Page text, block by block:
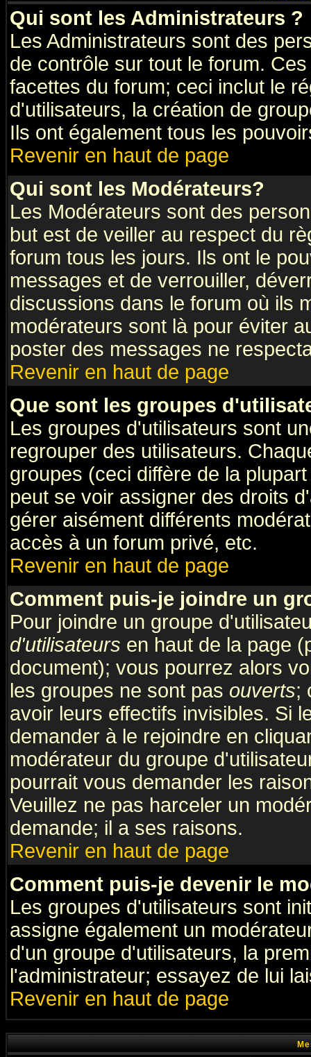
Qui sont les Administrateurs ?
Les Administrateurs sont des
de contrôle sur tout le forum.
facettes du forum; ceci inclut le
d'utilisateurs, la création de
Ils ont également tous les
Revenir en haut de page
Qui sont les Modérateurs?
Les Modérateurs sont des
but est de veiller au respect du
forum tous les jours. Ils ont le
messages et de verrouiller,
discussions dans le forum où ils
modérateurs sont là pour éviter
poster des messages ne
Revenir en haut de page
Que sont les groupes
Les groupes d'utilisateurs sont
regrouper des utilisateurs.
groupes (ceci diffère de la
peut se voir assigner des droits
gérer aisément différents
accès à un forum privé, etc.
Revenir en haut de page
Comment puis-je joindre un
Pour joindre un groupe
d'utilisateurs en haut de la page
document); vous pourrez alors
les groupes ne sont pas ouverts;
avoir leurs effectifs invisibles. Si
demander à le rejoindre en
modérateur du groupe
pourrait vous demander les
Veuillez ne pas harceler un
demande; il a ses raisons.
Revenir en haut de page
Comment puis-je devenir le
Les groupes d'utilisateurs sont
assigne également un
d'un groupe d'utilisateurs, la
l'administrateur; essayez de lui
Revenir en haut de page